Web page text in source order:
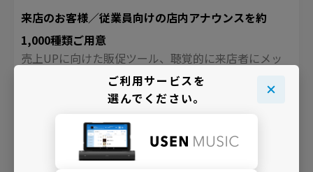
来店のお客様／従業員向けの店内アナウンスを約
1,000種類ご用意
売上UPに向けた販促ツール、聴覚的に来店者にメッ
セージを伝えるプロモーションツール、時間管理や業
務連絡などを目的とした業務管理ツールなど、様々な
用途として日々の店舗運用をサポートします。
店内アナウンスを検索
ご利用サービスを
選んでください。